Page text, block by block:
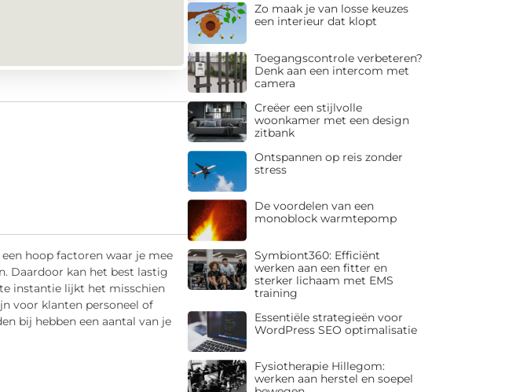
hoop factoren waar je mee
Daardoor kan het best lastig
instantie lijkt het misschien
voor klanten personeel of
bij hebben een aantal van je
Zo maak je van losse keuzes
een interieur dat klopt
Toegangscontrole verbeteren?
Denk aan een intercom met
camera
Creëer een stijlvolle
woonkamer met een design
zitbank
Ontspannen op reis zonder
stress
De voordelen van een
monoblock warmtepomp
Symbiont360: Efficiënt
werken aan een fitter en
sterker lichaam met EMS
training
Essentiële strategieën voor
WordPress SEO optimalisatie
Fysiotherapie Hillegom:
werken aan herstel en soepel